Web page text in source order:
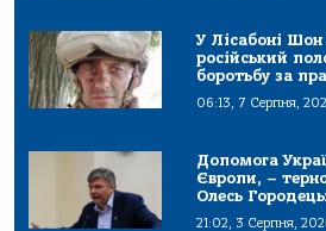
У Лісабоні Шон
російський
боротьбу за
06:13, 7 Серпня,
Допомога
Європи, –
Олесь
21:02, 3 Серпня,